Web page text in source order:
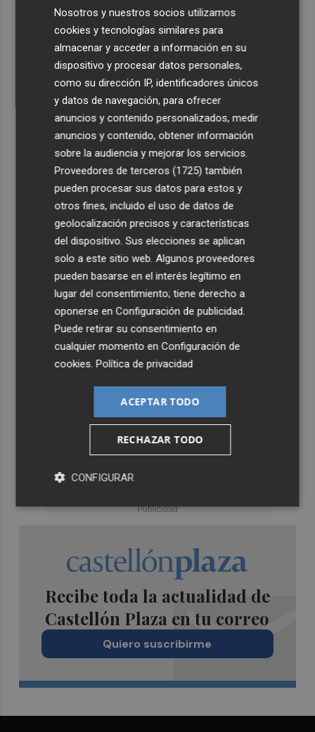
La magia de Terra Mítica se vive de noche durante el mes
de agosto con Summer Nights
La justicia cita como investigado al CEO de Vodafone
España tras admitir otra querella del fundador de
Finetwork
Oysho ocupa la antigua 'flagship' de Nespresso en la
calle Colón de València
El Hospital del Vinalopó se consolida como referente en
la atención al nacimiento
El proyecto 'Gramola' evalúa estrategias sostenibles
para reducir las alteraciones internas de la granada
mollar de Elche
Recibe toda la actualidad de
Castellón Plaza en tu correo
Quiero suscribirme
Nosotros y nuestros socios utilizamos
cookies y tecnologías similares para
almacenar y acceder a información en su
dispositivo y procesar datos personales,
como su dirección IP, identificadores únicos
y datos de navegación, para ofrecer
anuncios y contenido personalizados, medir
anuncios y contenido, obtener información
sobre la audiencia y mejorar los servicios.
Proveedores de terceros (1725) también
pueden procesar sus datos para estos y
otros fines, incluido el uso de datos de
geolocalización precisos y características
del dispositivo. Sus elecciones se aplican
solo a este sitio web. Algunos proveedores
pueden basarse en el interés legítimo en
lugar del consentimiento; tiene derecho a
oponerse enConfiguración de publicidad.
Puede retirar su consentimiento en
cualquier momento enConfiguración de
cookies.Política de privacidad
ACEPTAR TODO
RECHAZAR TODO
CONFIGURAR